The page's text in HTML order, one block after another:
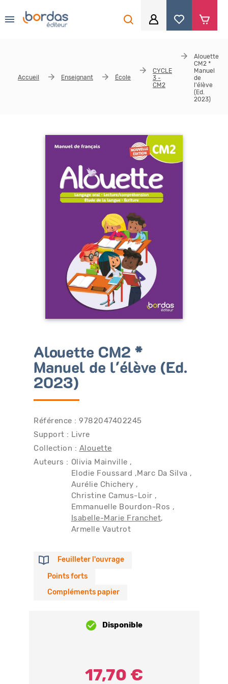
Bénéficiez de tarifs préférentiels
Téléchargez des ressources gratuites
Recevez des informations sur nos nouveautés
Accueil Enseignant École
CYCLE
3 -
CM2
Alouette
CM2 *
Manuel
de
l'élève
(Ed.
2023)
Alouette CM2 *
Manuel de l'élève (Ed.
2023)
Référence : 9782047402245
Support : Livre
Collection : Alouette
Auteurs : Olivia Mainville
Elodie Foussard
Marc Da Silva
Aurélie Chichery
Christine Camus-Loir
Emmanuelle Bourdon-Ros
Isabelle-Marie Franchet
Armelle Vautrot
Feuilleter l'ouvrage
Points forts
Compléments papier
Disponible
17,70 €